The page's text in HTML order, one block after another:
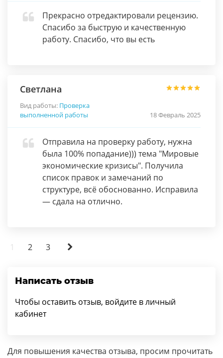
Прекрасно отредактировали рецензию.
Спасибо за быструю и качественную
работу. Спасибо, что вы есть
Светлана
Вид работы: Проверка
выполненной работы
18 Февраль 2025
Отправила на проверку работу, нужна
была 100% попадание))) тема "Мировые
экономические кризисы". Получила
список правок и замечаний по
структуре, всё обоснованно. Исправила
— сдала на отлично.
1 2 3
Написать отзыв
Чтобы оставить отзыв, войдите в личный
кабинет
Для повышения качества отзыва, просим прочитать